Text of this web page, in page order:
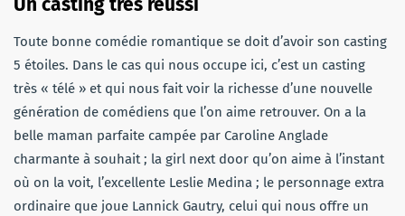
Un casting très réussi
Toute bonne comédie romantique se doit d’avoir son casting
5 étoiles. Dans le cas qui nous occupe ici, c’est un casting
très « télé » et qui nous fait voir la richesse d’une nouvelle
génération de comédiens que l’on aime retrouver. On a la
belle maman parfaite campée par Caroline Anglade
charmante à souhait ; la girl next door qu’on aime à l’instant
où on la voit, l’excellente Leslie Medina ; le personnage extra
ordinaire que joue Lannick Gautry, celui qui nous offre un